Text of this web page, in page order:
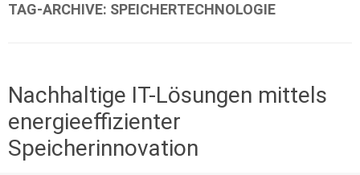
TAG-ARCHIVE: SPEICHERTECHNOLOGIE
Nachhaltige IT-Lösungen mittels
energieeffizienter
Speicherinnovation